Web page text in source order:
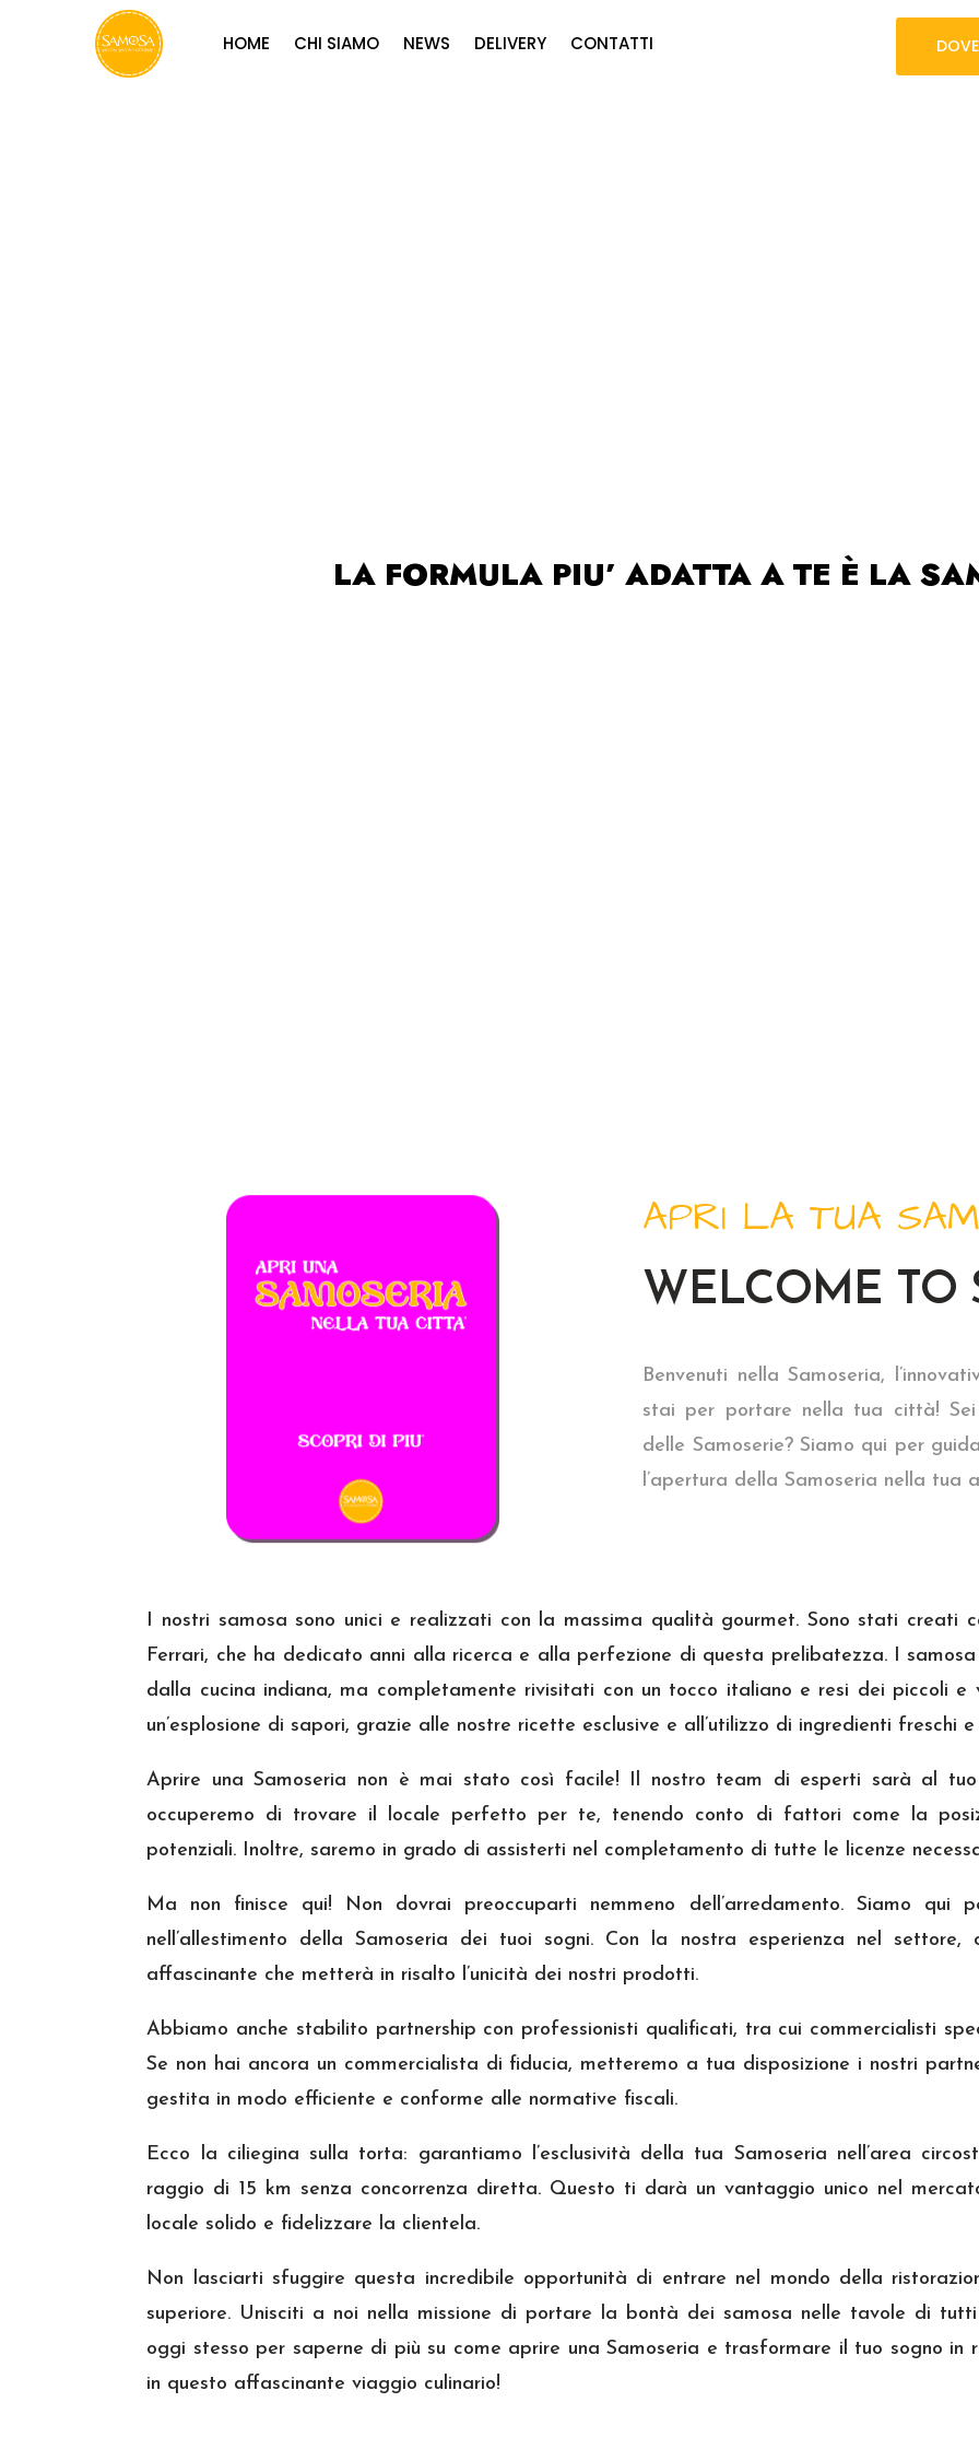
HOME CHI SIAMO NEWS DELIVERY CONTATTI
LA FORMULA PIU’ ADATTA A TE È LA
APRI LA TUA
WELCOME TO
Benvenuti nella Samoseria,
stai per portare nella tua città!
delle Samoserie? Siamo qui per
l’apertura della Samoseria nella tua
I nostri samosa sono unici e realizzati con la massima qualità gourmet. Sono stati creati
Ferrari, che ha dedicato anni alla ricerca e alla perfezione di questa prelibatezza. I
dalla cucina indiana, ma completamente rivisitati con un tocco italiano e resi dei piccoli e
un’esplosione di sapori, grazie alle nostre ricette esclusive e all’utilizzo di ingredienti
Aprire una Samoseria non è mai stato così facile! Il nostro team di esperti sarà al
occuperemo di trovare il locale perfetto per te, tenendo conto di fattori come la
potenziali. Inoltre, saremo in grado di assisterti nel completamento di tutte le licenze
Ma non finisce qui! Non dovrai preoccuparti nemmeno dell’arredamento. Siamo qui
nell’allestimento della Samoseria dei tuoi sogni. Con la nostra esperienza nel settore,
affascinante che metterà in risalto l’unicità dei nostri prodotti.
Abbiamo anche stabilito partnership con professionisti qualificati, tra cui commercialisti
Se non hai ancora un commercialista di fiducia, metteremo a tua disposizione i nostri
gestita in modo efficiente e conforme alle normative fiscali.
Ecco la ciliegina sulla torta: garantiamo l’esclusività della tua Samoseria nell’area
raggio di 15 km senza concorrenza diretta. Questo ti darà un vantaggio unico nel
locale solido e fidelizzare la clientela.
Non lasciarti sfuggire questa incredibile opportunità di entrare nel mondo della
superiore. Unisciti a noi nella missione di portare la bontà dei samosa nelle tavole di
oggi stesso per saperne di più su come aprire una Samoseria e trasformare il tuo sogno
in questo affascinante viaggio culinario!